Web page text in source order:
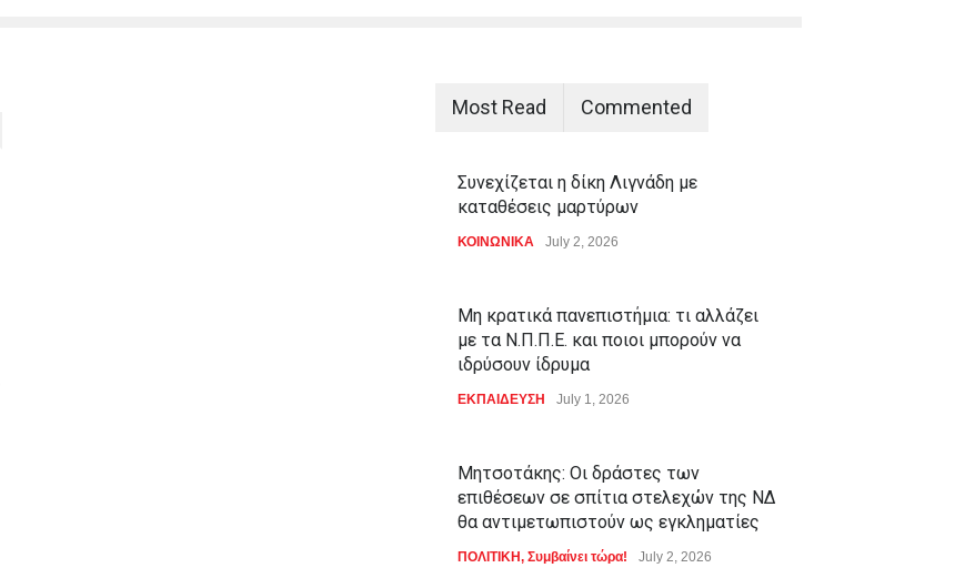
Most Read Commented
Συνεχίζεται η δίκη Λιγνάδη με
καταθέσεις μαρτύρων
ΚΟΙΝΩΝΙΚΑ July 2, 2026
Μη κρατικά πανεπιστήμια: τι αλλάζει
με τα Ν.Π.Π.Ε. και ποιοι μπορούν να
ιδρύσουν ίδρυμα
ΕΚΠΑΙΔΕΥΣΗ July 1, 2026
Μητσοτάκης: Οι δράστες των
επιθέσεων σε σπίτια στελεχών της ΝΔ
θα αντιμετωπιστούν ως εγκληματίες
ΠΟΛΙΤΙΚΗ, Συμβαίνει τώρα! July 2, 2026